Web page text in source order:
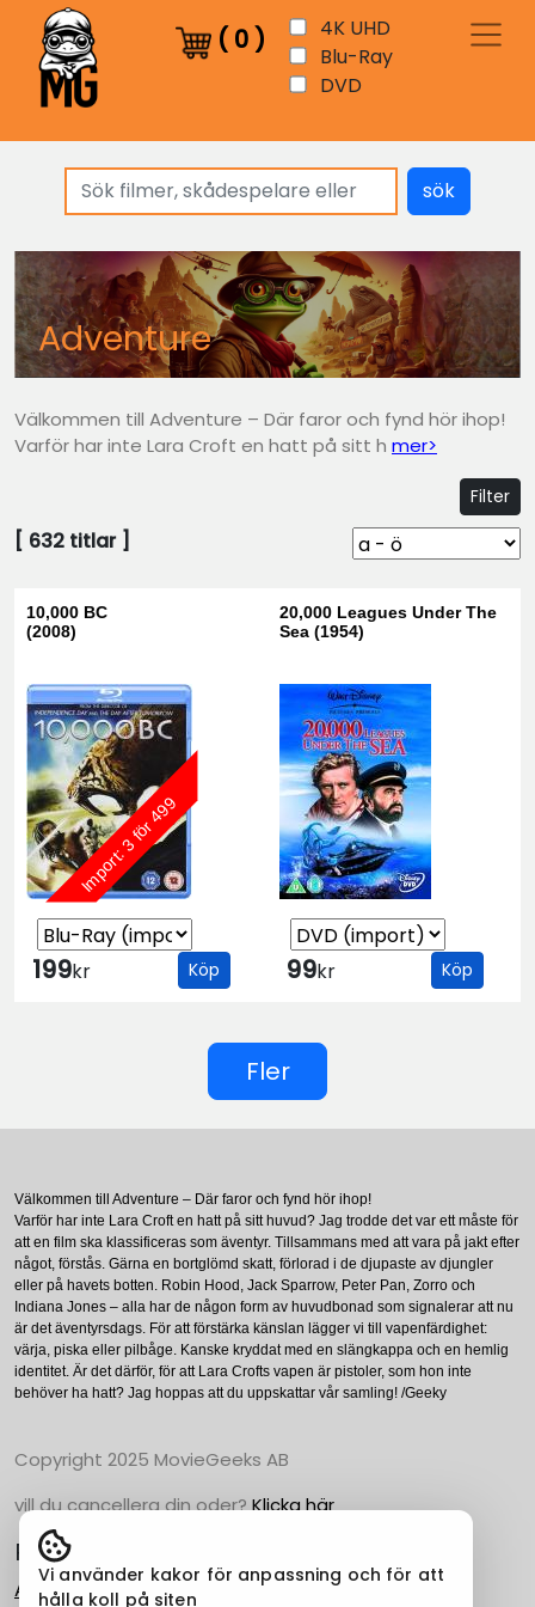
( 0 )
4K UHD
Blu-Ray
DVD
sök
Adventure
Välkommen till Adventure – Där faror och fynd hör ihop!
Varför har inte Lara Croft en hatt på sitt h mer>
Filter
[ 632 titlar ]
10,000 BC
(2008)
Import: 3 för 499
199kr Köp
20,000 Leagues Under The
Sea (1954)
99kr Köp
Fler
Välkommen till Adventure – Där faror och fynd hör ihop!
Varför har inte Lara Croft en hatt på sitt huvud? Jag trodde det var ett måste för
att en film ska klassificeras som äventyr. Tillsammans med att vara på jakt efter
något, förstås. Gärna en bortglömd skatt, förlorad i de djupaste av djungler
eller på havets botten. Robin Hood, Jack Sparrow, Peter Pan, Zorro och
Indiana Jones – alla har de någon form av huvudbonad som signalerar att nu
är det äventyrsdags. För att förstärka känslan lägger vi till vapenfärdighet:
värja, piska eller pilbåge. Kanske kryddat med en slängkappa och en hemlig
identitet. Är det därför, för att Lara Crofts vapen är pistoler, som hon inte
behöver ha hatt? Jag hoppas att du uppskattar vår samling! /Geeky
Copyright 2025 MovieGeeks AB
vill du cancellera din oder?Klicka här
Populära Kategorier
Action
Vi använder kakor för anpassning och för att
hålla koll på siten